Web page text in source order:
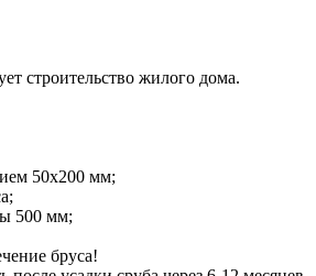
строительство жилого дома.
50х200 мм;
500 мм;
бруса!